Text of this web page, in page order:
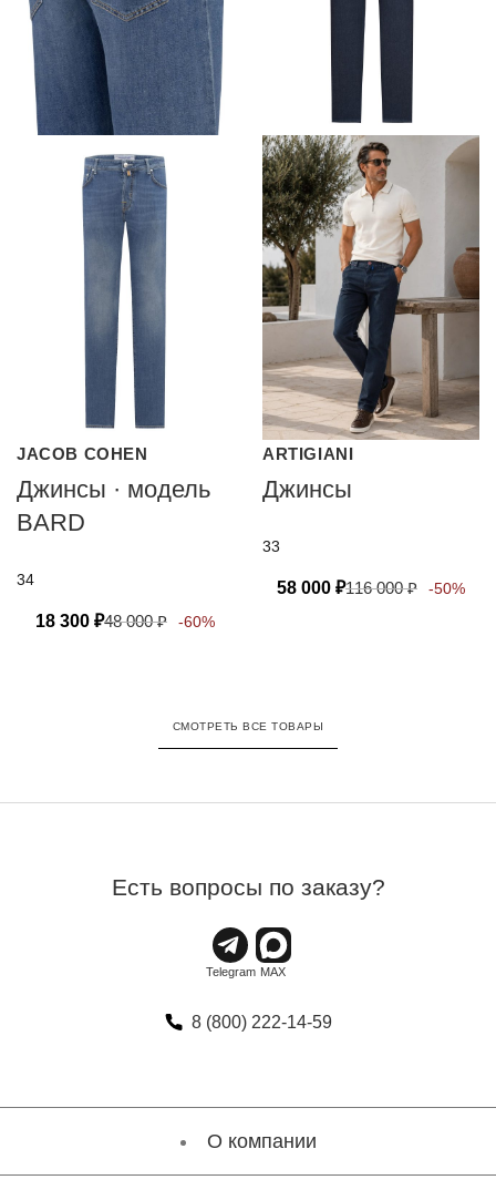
JACOB COHEN
Джинсы · модель
BARD
34
18 300 ₽48 000₽ -60%
ARTIGIANI
Джинсы
33
58 000 ₽116 000₽ -50%
СМОТРЕТЬ ВСЕ ТОВАРЫ
Есть вопросы по заказу?
8 (800) 222-14-59
О компании